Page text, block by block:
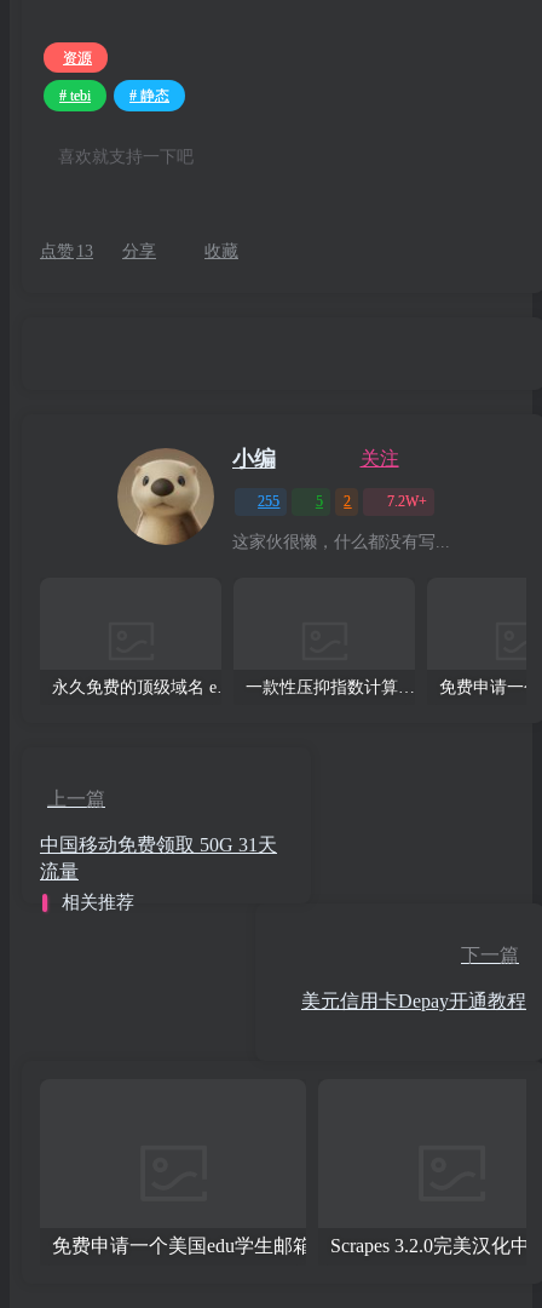
资源
# tebi # 静态
喜欢就支持一下吧
点赞13 分享 收藏
小编 关注
255 5 2 7.2W+
这家伙很懒，什么都没有写...
上一篇
中国移动免费领取 50G 31天
流量
下一篇
美元信用卡Depay开通教程
相关推荐
免费申请一个美国edu学生邮箱